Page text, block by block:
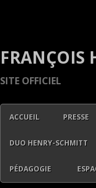
FRANÇOIS
SITE OFFICIEL
ACCUEIL PRESSE
DUO HENRY-SCHMITT
PÉDAGOGIE